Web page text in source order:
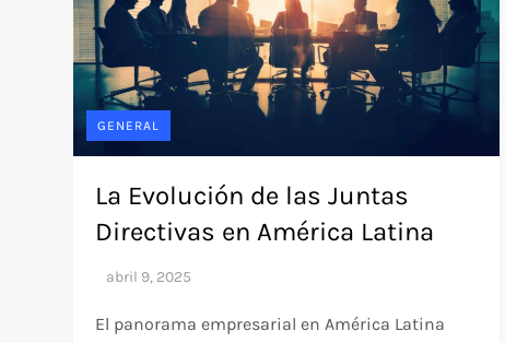
GENERAL
La Evolución de las Juntas
Directivas en América Latina
El panorama empresarial en América Latina